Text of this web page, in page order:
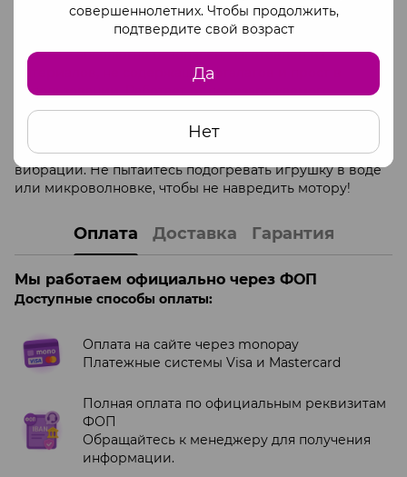
совершеннолетних. Чтобы продолжить,
подтвердите свой возраст
Да
Нет
насыщенный яркий цвет!
Дилдо двойной плотности с вибрацией Adrien Lastic
Hitsens 2 абсолютно безопасен, изготовлен из
материалов, не содержащих фталатов и прост в
использовании. Работает от перезаряжаемого
аккумулятора, USB-кабель для зарядки в комплекте.
Обратите внимание! У данной модели отсутствует
термореактивная функция, как в игрушках без
вибрации. Не пытайтесь подогревать игрушку в воде
или микроволновке, чтобы не навредить мотору!
Оплата Доставка Гарантия
Мы работаем официально через ФОП
Доступные способы оплаты:
Оплата на сайте через monopay
Платежные системы Visa и Mastercard
Полная оплата по официальным реквизитам
ФОП
Обращайтесь к менеджеру для получения
информации.